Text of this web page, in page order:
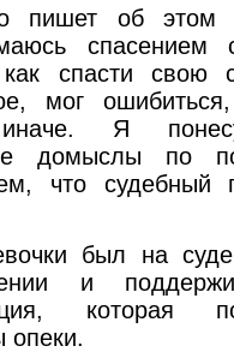
пишет об
спасением
как спасти
мог
иначе. Я
домыслы по
что судебный
был на
и
которая
опеки.